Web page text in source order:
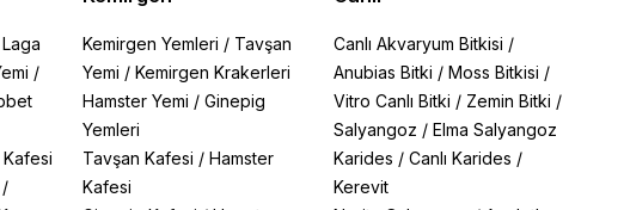
/
/
Kemirgen Yemleri / Tavşan
Yemi / Kemirgen Krakerleri
Hamster Yemi / Ginepig
Yemleri
Tavşan Kafesi / Hamster
Kafesi
Canlı Akvaryum Bitkisi /
Anubias Bitki /Moss Bitkisi /
Vitro Canlı Bitki / Zemin Bitki /
Salyangoz /Elma Salyangoz
Karides /Canlı Karides /
Kerevit